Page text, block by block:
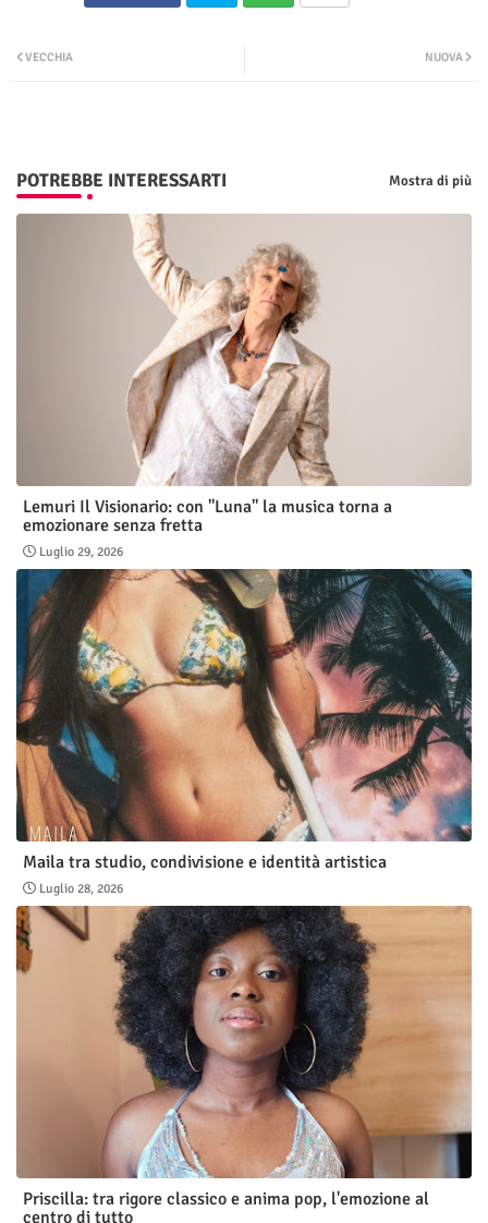
NUOVA
VECCHIA
POTREBBE INTERESSARTI Mostra di più
Lemuri Il Visionario: con "Luna" la musica torna a
emozionare senza fretta
Luglio 29, 2026
Maila tra studio, condivisione e identità artistica
Luglio 28, 2026
Priscilla: tra rigore classico e anima pop, l'emozione al
centro di tutto